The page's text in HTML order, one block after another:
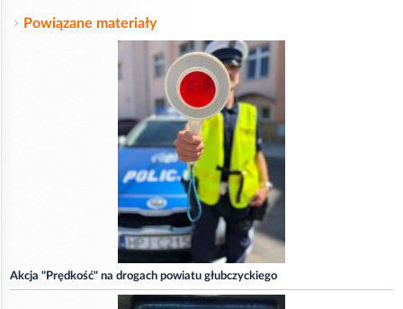
Powiązane materiały
Akcja "Prędkość" na drogach powiatu głubczyckiego